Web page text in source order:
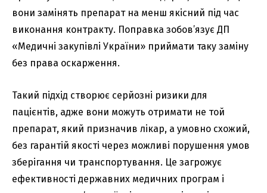
вони замінять препарат на менш якісний під час
виконання контракту. Поправка зобов’язує ДП
«Медичні закупівлі України» приймати таку заміну
без права оскарження.
Такий підхід створює серйозні ризики для
пацієнтів, адже вони можуть отримати не той
препарат, який призначив лікар, а умовно схожий,
без гарантій якості через можливі порушення умов
зберігання чи транспортування. Це загрожує
ефективності державних медичних програм і